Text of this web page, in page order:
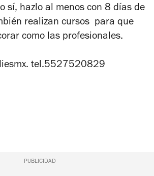
sí, hazlo al menos con 8 días de
realizan cursos para que
como las profesionales.
tel.5527520829
PUBLICIDAD